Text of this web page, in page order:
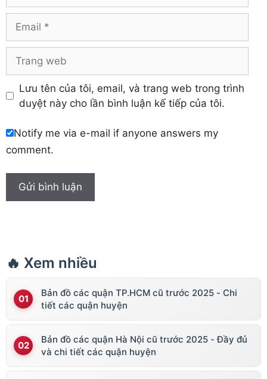
Khánh Hòa
web
Lưu tên của tôi, email, và trang web trong trình
duyệt này cho lần bình luận kế tiếp của tôi.
Notify me via e-mail if anyone answers my
comment.
🔥 Xem nhiều
Bản đồ các quận TP.HCM cũ trước 2025 - Chi
tiết các quận huyện
Bản đồ các quận Hà Nội cũ trước 2025 - Đầy đủ
và chi tiết các quận huyện